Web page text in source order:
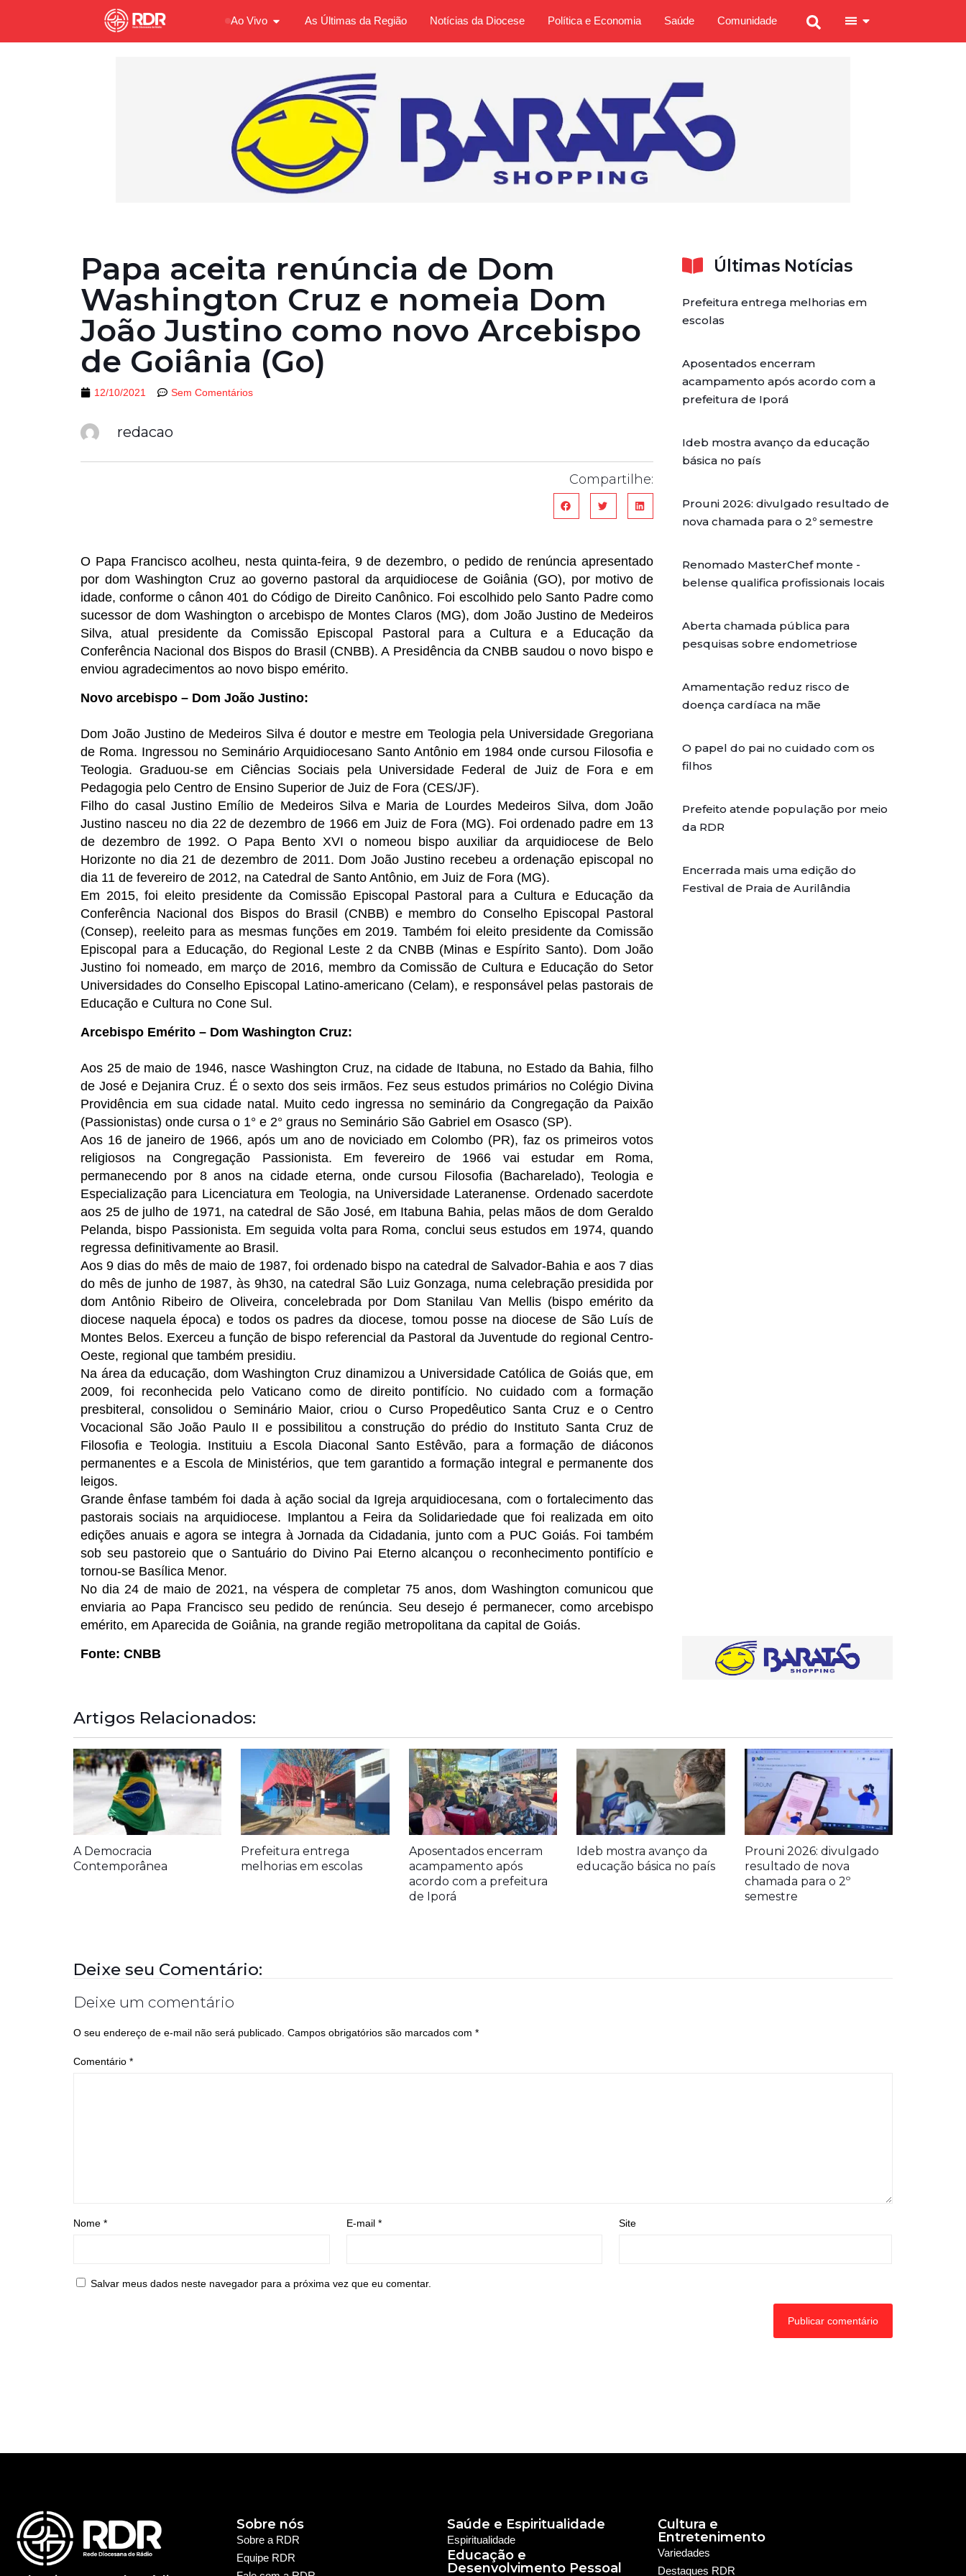
Ao Vivo As Últimas da Região Notícias da Diocese Política e Economia Saúde Comunidade
Papa aceita renúncia de Dom
Washington Cruz e nomeia Dom
João Justino como novo Arcebispo
de Goiânia (Go)
12/10/2021 Sem Comentários
redacao
Compartilhe:
O Papa Francisco acolheu, nesta quinta-feira, 9 de dezembro, o pedido de renúncia apresentado
por dom Washington Cruz ao governo pastoral da arquidiocese de Goiânia (GO), por motivo de
idade, conforme o cânon 401 do Código de Direito Canônico. Foi escolhido pelo Santo Padre como
sucessor de dom Washington o arcebispo de Montes Claros (MG), dom João Justino de Medeiros
Silva, atual presidente da Comissão Episcopal Pastoral para a Cultura e a Educação da
Conferência Nacional dos Bispos do Brasil (CNBB). A Presidência da CNBB saudou o novo bispo e
enviou agradecimentos ao novo bispo emérito.
Novo arcebispo – Dom João Justino:
Dom João Justino de Medeiros Silva é doutor e mestre em Teologia pela Universidade Gregoriana
de Roma. Ingressou no Seminário Arquidiocesano Santo Antônio em 1984 onde cursou Filosofia e
Teologia. Graduou-se em Ciências Sociais pela Universidade Federal de Juiz de Fora e em
Pedagogia pelo Centro de Ensino Superior de Juiz de Fora (CES/JF).
Filho do casal Justino Emílio de Medeiros Silva e Maria de Lourdes Medeiros Silva, dom João
Justino nasceu no dia 22 de dezembro de 1966 em Juiz de Fora (MG). Foi ordenado padre em 13
de dezembro de 1992. O Papa Bento XVI o nomeou bispo auxiliar da arquidiocese de Belo
Horizonte no dia 21 de dezembro de 2011. Dom João Justino recebeu a ordenação episcopal no
dia 11 de fevereiro de 2012, na Catedral de Santo Antônio, em Juiz de Fora (MG).
Em 2015, foi eleito presidente da Comissão Episcopal Pastoral para a Cultura e Educação da
Conferência Nacional dos Bispos do Brasil (CNBB) e membro do Conselho Episcopal Pastoral
(Consep), reeleito para as mesmas funções em 2019. Também foi eleito presidente da Comissão
Episcopal para a Educação, do Regional Leste 2 da CNBB (Minas e Espírito Santo). Dom João
Justino foi nomeado, em março de 2016, membro da Comissão de Cultura e Educação do Setor
Universidades do Conselho Episcopal Latino-americano (Celam), e responsável pelas pastorais de
Educação e Cultura no Cone Sul.
Arcebispo Emérito – Dom Washington Cruz:
Aos 25 de maio de 1946, nasce Washington Cruz, na cidade de Itabuna, no Estado da Bahia, filho
de José e Dejanira Cruz. É o sexto dos seis irmãos. Fez seus estudos primários no Colégio Divina
Providência em sua cidade natal. Muito cedo ingressa no seminário da Congregação da Paixão
(Passionistas) onde cursa o 1° e 2° graus no Seminário São Gabriel em Osasco (SP).
Aos 16 de janeiro de 1966, após um ano de noviciado em Colombo (PR), faz os primeiros votos
religiosos na Congregação Passionista. Em fevereiro de 1966 vai estudar em Roma,
permanecendo por 8 anos na cidade eterna, onde cursou Filosofia (Bacharelado), Teologia e
Especialização para Licenciatura em Teologia, na Universidade Lateranense. Ordenado sacerdote
aos 25 de julho de 1971, na catedral de São José, em Itabuna Bahia, pelas mãos de dom Geraldo
Pelanda, bispo Passionista. Em seguida volta para Roma, conclui seus estudos em 1974, quando
regressa definitivamente ao Brasil.
Aos 9 dias do mês de maio de 1987, foi ordenado bispo na catedral de Salvador-Bahia e aos 7 dias
do mês de junho de 1987, às 9h30, na catedral São Luiz Gonzaga, numa celebração presidida por
dom Antônio Ribeiro de Oliveira, concelebrada por Dom Stanilau Van Mellis (bispo emérito da
diocese naquela época) e todos os padres da diocese, tomou posse na diocese de São Luís de
Montes Belos. Exerceu a função de bispo referencial da Pastoral da Juventude do regional Centro-
Oeste, regional que também presidiu.
Na área da educação, dom Washington Cruz dinamizou a Universidade Católica de Goiás que, em
2009, foi reconhecida pelo Vaticano como de direito pontifício. No cuidado com a formação
presbiteral, consolidou o Seminário Maior, criou o Curso Propedêutico Santa Cruz e o Centro
Vocacional São João Paulo II e possibilitou a construção do prédio do Instituto Santa Cruz de
Filosofia e Teologia. Instituiu a Escola Diaconal Santo Estêvão, para a formação de diáconos
permanentes e a Escola de Ministérios, que tem garantido a formação integral e permanente dos
leigos.
Grande ênfase também foi dada à ação social da Igreja arquidiocesana, com o fortalecimento das
pastorais sociais na arquidiocese. Implantou a Feira da Solidariedade que foi realizada em oito
edições anuais e agora se integra à Jornada da Cidadania, junto com a PUC Goiás. Foi também
sob seu pastoreio que o Santuário do Divino Pai Eterno alcançou o reconhecimento pontifício e
tornou-se Basílica Menor.
No dia 24 de maio de 2021, na véspera de completar 75 anos, dom Washington comunicou que
enviaria ao Papa Francisco seu pedido de renúncia. Seu desejo é permanecer, como arcebispo
emérito, em Aparecida de Goiânia, na grande região metropolitana da capital de Goiás.
Fonte: CNBB
Últimas Notícias
Prefeitura entrega melhorias em
escolas
Aposentados encerram
acampamento após acordo com a
prefeitura de Iporá
Ideb mostra avanço da educação
básica no país
Prouni 2026: divulgado resultado de
nova chamada para o 2º semestre
Renomado MasterChef monte -
belense qualifica profissionais locais
Aberta chamada pública para
pesquisas sobre endometriose
Amamentação reduz risco de
doença cardíaca na mãe
O papel do pai no cuidado com os
filhos
Prefeito atende população por meio
da RDR
Encerrada mais uma edição do
Festival de Praia de Aurilândia
Artigos Relacionados:
A Democracia
Contemporânea
Prefeitura entrega
melhorias em escolas
Aposentados encerram
acampamento após
acordo com a prefeitura
de Iporá
Ideb mostra avanço da
educação básica no país
Prouni 2026: divulgado
resultado de nova
chamada para o 2º
semestre
Deixe seu Comentário:
Deixe um comentário
O seu endereço de e-mail não será publicado. Campos obrigatórios são marcados com *
Comentário *
Nome * E-mail * Site
Salvar meus dados neste navegador para a próxima vez que eu comentar.
Sobre a RDR
Equipe RDR
Sobre nós Saúde e Espiritualidade
Espiritualidade
Educação e
Desenvolvimento Pessoal
Cultura e
Entretenimento
Variedades
Destaques RDR